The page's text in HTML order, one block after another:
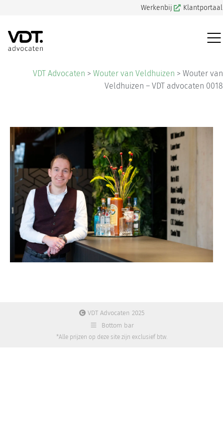
Werkenbij Klantportaal
VDT Advocaten > Wouter van Veldhuizen > Wouter van
Veldhuizen – VDT advocaten 0018
VDT Advocaten 2025
Bottom bar
*Alle prijzen op deze site zijn exclusief btw.